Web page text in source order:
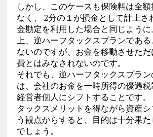
しかし、このケースも保険料は全
なく、 2分の１が損金として計上さ
金勘定を利用した場合と同じよう
上、逆ハーフタックスプランであ
ないのですが、お金を移動させた
費とはみなされないのです。
それでも、逆ハーフタックスプラ
は、会社のお金を一時所得の優遇
経営者個人にシフトすることです。
タックスメリットを得ながら資産
う観点からすると、目的は十分果
でしょう。